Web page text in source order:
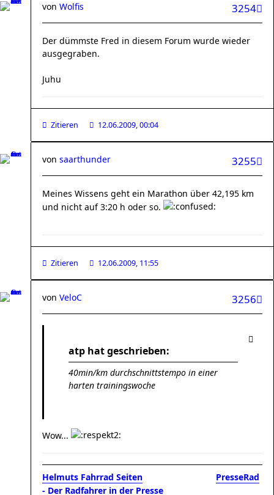
3254
von Wolfis
Der dümmste Fred in diesem Forum wurde wieder
ausgegraben.
Juhu
Zitieren 12.06.2009, 00:04
3255
von saarthunder
Meines Wissens geht ein Marathon über 42,195 km
und nicht auf 3:20 h oder so.
Zitieren 12.06.2009, 11:55
3256
von VeloC
atp hat geschrieben:
40min/km durchschnittstempo in einer
harten trainingswoche
Wow...
Helmuts Fahrrad Seiten
PresseRad
- Der Radfahrer in der Presse